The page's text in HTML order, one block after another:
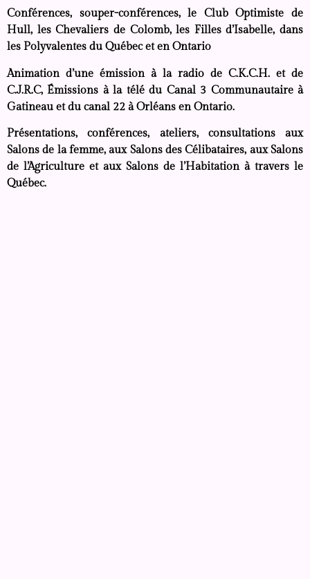
Conférences, souper-conférences, le Club Optimiste de
Hull, les Chevaliers de Colomb, les Filles d’Isabelle, dans
les Polyvalentes du Québec et en Ontario
Animation d’une émission à la radio de C.K.C.H. et de
C.J.R.C, Émissions à la télé du Canal 3 Communautaire à
Gatineau et du canal 22 à Orléans en Ontario.
Présentations, conférences, ateliers, consultations aux
Salons de la femme, aux Salons des Célibataires, aux Salons
de l’Agriculture et aux Salons de l’Habitation à travers le
Québec.